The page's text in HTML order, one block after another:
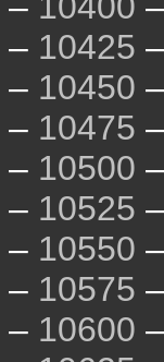
– 10425
– 10450
– 10475
– 10500
– 10525
– 10550
– 10575
– 10600